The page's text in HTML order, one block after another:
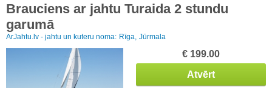
Brauciens ar jahtu Turaida 2 stundu
garumā
ArJahtu.lv - jahtu un kuteru noma: Rīga, Jūrmala
€ 199.00
Atvērt